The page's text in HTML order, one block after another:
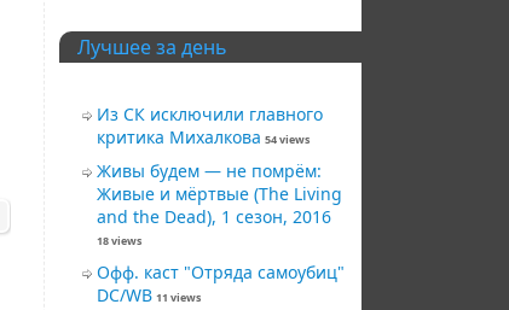
Лучшее за день
Из СК исключили главного
критика Михалкова 54 views
Живы будем — не помрём:
Живые и мёртвые (The Living
and the Dead), 1 сезон, 2016
18 views
Офф. каст "Отряда самоубиц"
DC/WB 11 views